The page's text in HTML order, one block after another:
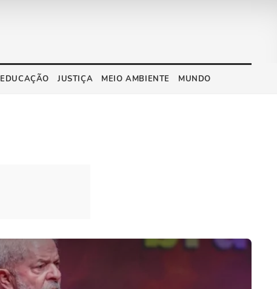
EDUCAÇÃO JUSTIÇA MEIO AMBIENTE MUNDO